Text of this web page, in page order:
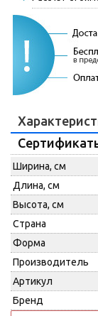
Ширина, см
Длина, см
Высота, см
Страна
Форма
Производитель
Артикул
Бренд